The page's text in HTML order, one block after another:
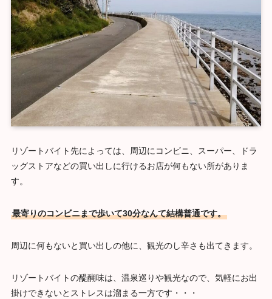
リゾートバイト先によっては、周辺にコンビニ、スーパー、ドラ
ッグストアなどの買い出しに行けるお店が何もない所がありま
す。
最寄りのコンビニまで歩いて30分なんて結構普通です。
周辺に何もないと買い出しの他に、観光のし辛さも出てきます。
リゾートバイトの醍醐味は、温泉巡りや観光なので、気軽にお出
掛けできないとストレスは溜まる一方です・・・